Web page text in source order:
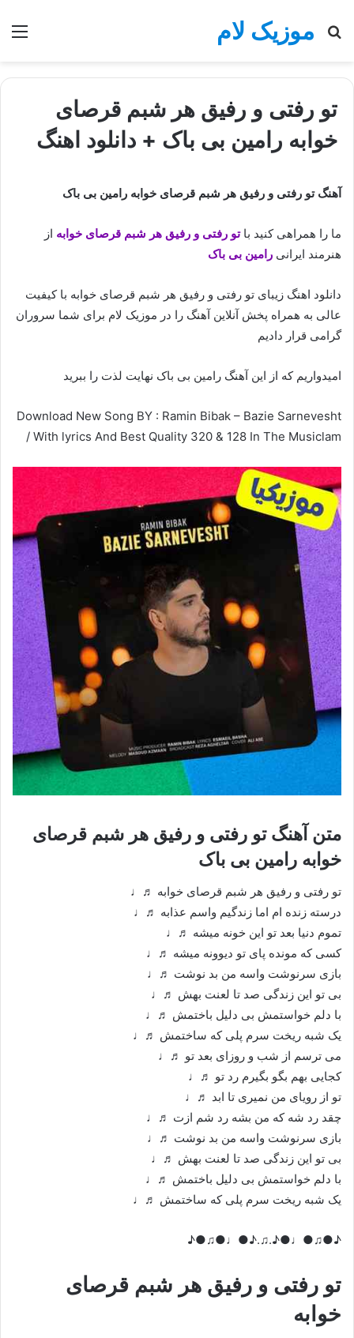
موزیک لام
جستجو
تو رفتی و رفیق هر شبم قرصای
خوابه رامین بی باک + دانلود اهنگ
آهنگ تو رفتی و رفیق هر شبم قرصای خوابه رامین بی باک
ما را همراهی کنید باتو رفتی و رفیق هر شبم قرصای خوابه از
هنرمند ایرانی رامین بی باک
دانلود اهنگ زیبای تو رفتی و رفیق هر شبم قرصای خوابه با کیفیت
عالی به همراه پخش آنلاین آهنگ را در موزیک لام برای شما سروران
گرامی قرار دادیم
امیدواریم که از این آهنگ رامین بی باک نهایت لذت را ببرید
Download New Song BY : Ramin Bibak – Bazie Sarnevesht
/ With lyrics And Best Quality 320 & 128 In The Musiclam
متن آهنگ تو رفتی و رفیق هر شبم قرصای
خوابه رامین بی باک
تو رفتی و رفیق هر شبم قرصای خوابه ♬♩
درسته زنده ام اما زندگیم واسم عذابه ♬♩
تموم دنیا بعد تو این خونه میشه ♬♩
کسی که مونده پای تو دیوونه میشه ♬♩
بازی سرنوشت واسه من بد نوشت ♬♩
بی تو این زندگی صد تا لعنت بهش ♬♩
با دلم خواستمش بی دلیل باختمش ♬♩
یک شبه ریخت سرم پلی که ساختمش ♬♩
می ترسم از شب و روزای بعد تو ♬♩
کجایی بهم بگو بگیرم رد تو ♬♩
تو از رویای من نمیری تا ابد ♬♩
چقد رد شه که من بشه رد شم ازت ♬♩
بازی سرنوشت واسه من بد نوشت ♬♩
بی تو این زندگی صد تا لعنت بهش ♬♩
با دلم خواستمش بی دلیل باختمش ♬♩
یک شبه ریخت سرم پلی که ساختمش ♬♩
♪●♫●♩●♪.♫.♪●♩●♫●♪
تو رفتی و رفیق هر شبم قرصای
خوابه